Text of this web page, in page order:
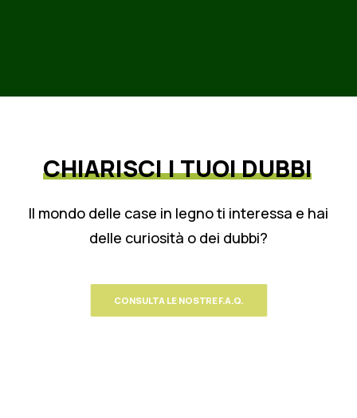
CHIARISCIITUOIDUBBI
Il mondo delle case in legno ti interessa e hai
delle curiosità o dei dubbi?
CONSULTA LE NOSTRE F.A.Q.